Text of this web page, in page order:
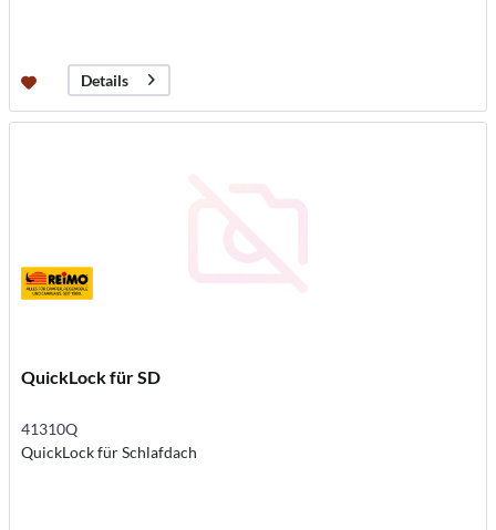
Details
QuickLock für SD
41310Q
QuickLock für Schlafdach